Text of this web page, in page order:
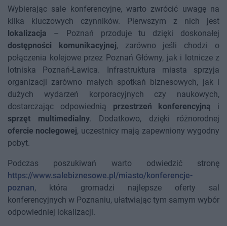
Wybierając sale konferencyjne, warto zwrócić uwagę na
kilka kluczowych czynników. Pierwszym z nich jest
lokalizacja – Poznań przoduje tu dzięki doskonałej
dostępności komunikacyjnej, zarówno jeśli chodzi o
połączenia kolejowe przez Poznań Główny, jak i lotnicze z
lotniska Poznań-Ławica. Infrastruktura miasta sprzyja
organizacji zarówno małych spotkań biznesowych, jak i
dużych wydarzeń korporacyjnych czy naukowych,
dostarczając odpowiednią przestrzeń konferencyjną i
sprzęt multimedialny. Dodatkowo, dzięki różnorodnej
ofercie noclegowej, uczestnicy mają zapewniony wygodny
pobyt.
Podczas poszukiwań warto odwiedzić stronę
https://www.salebiznesowe.pl/miasto/konferencje-
poznan, która gromadzi najlepsze oferty sal
konferencyjnych w Poznaniu, ułatwiając tym samym wybór
odpowiedniej lokalizacji.